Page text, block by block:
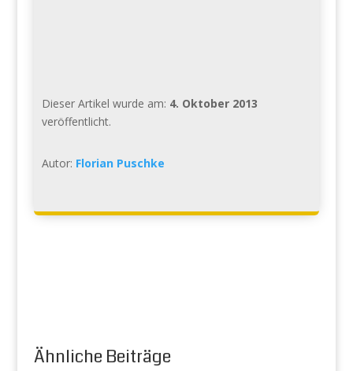
Dieser Artikel wurde am: 4. Oktober 2013
veröffentlicht.
Autor: Florian Puschke
Ähnliche Beiträge